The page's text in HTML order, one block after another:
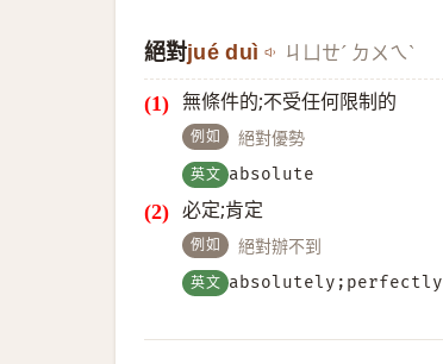
絕對jué duì ㄐㄩㄝˊ ㄉㄨㄟˋ
無條件的;不受任何限制的
例如 絕對優勢
英文 absolute
必定;肯定
例如 絕對辦不到
英文 absolutely;perfectly